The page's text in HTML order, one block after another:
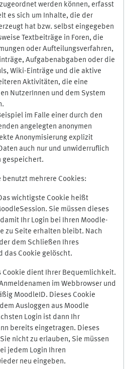
werden können, erfasst
es sich um Inhalte, die der
hat bzw. selbst eingegeben
Textbeiträge in Foren, die
oder Aufteilungsverfahren,
Aufgabenabgaben oder die
Wiki-Einträge und die aktive
Aktivitäten, die eine
NutzerInnen und dem System
im Falle einer durch den
angelegten anonymen
Anonymisierung explizit
auch nur und unwiderruflich
gespeichert.
benutzt mehrere Cookies:
wichtigste Cookie heißt
Sie müssen dieses
Ihr Login bei Ihren Moodle-
zu Seite erhalten bleibt. Nach
dem Schließen Ihres
das Cookie gelöscht.
Cookie dient Ihrer Bequemlichkeit.
im Webbrowser und
MoodleID. Dieses Cookie
Ausloggen aus Moodle
Login ist dann Ihr
bereits eingetragen. Dieses
nicht zu erlauben, Sie müssen
jedem Login Ihren
neu eingeben.